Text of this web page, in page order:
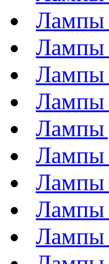
Лампы
Лампы
Лампы
Лампы
Лампы
Лампы
Лампы
Лампы
Лампы